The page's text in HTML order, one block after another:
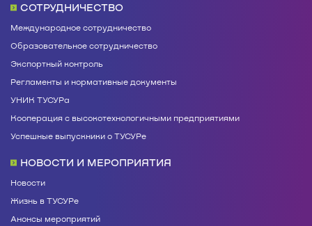
СОТРУДНИЧЕСТВО
Международное сотрудничество
Образовательное сотрудничество
Экспортный контроль
Регламенты и нормативные документы
УНИК ТУСУРа
Кооперация с высокотехнологичными предприятиями
Успешные выпускники о ТУСУРе
НОВОСТИ И МЕРОПРИЯТИЯ
Новости
Жизнь в ТУСУРе
Анонсы мероприятий